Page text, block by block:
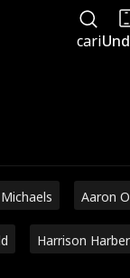
cari
Michaels Aaron
Harrison Harber